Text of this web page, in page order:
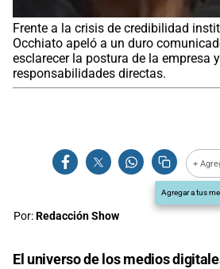
Frente a la crisis de credibilidad
Occhiato apeló a un duro
esclarecer la postura de la empresa
responsabilidades directas.
+
Agregar a tus
Por:Redacción Show
El universo de los medios